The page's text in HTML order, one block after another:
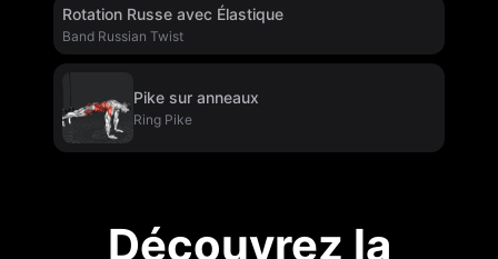
Rotation Russe avec Élastique
Band Russian Twist
Pike sur anneaux
Ring Pike
Découvrez la